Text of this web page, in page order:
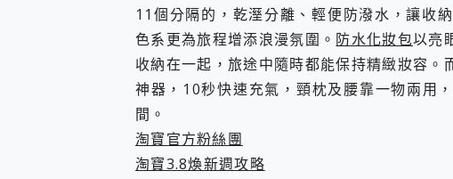
11個分隔的，乾溼分離、輕便防潑水，讓收
色系更為旅程增添浪漫氛圍。 防水化妝包以亮
收納在一起，旅途中隨時都能保持精緻妝容。
神器，10秒快速充氣，頸枕及腰靠一物兩用
間。
淘寶官方粉絲團
淘寶3.8煥新週攻略